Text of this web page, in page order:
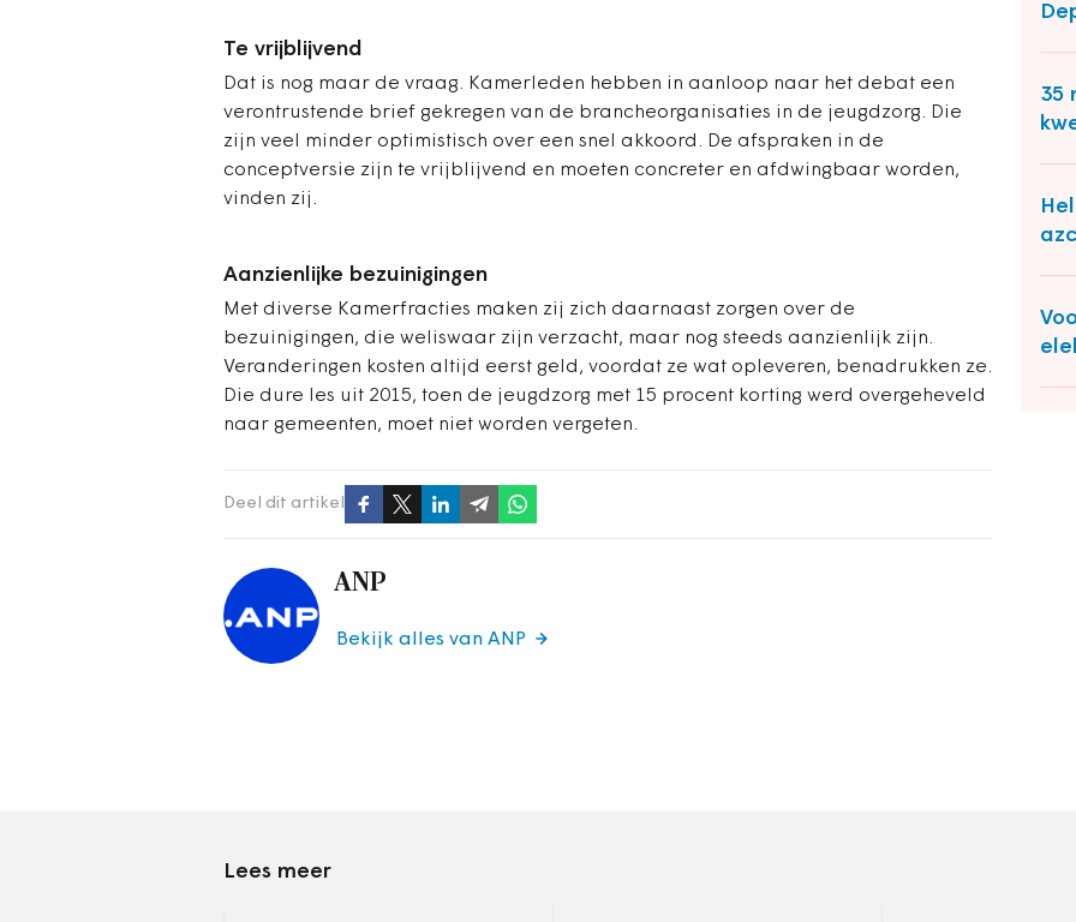
35
Te vrijblijvend
Dat is nog maar de vraag. Kamerleden hebben in aanloop naar het debat een
verontrustende brief gekregen van de brancheorganisaties in de jeugdzorg. Die
zijn veel minder optimistisch over een snel akkoord. De afspraken in de
conceptversie zijn te vrijblijvend en moeten concreter en afdwingbaar worden,
vinden zij.
Aanzienlijke bezuinigingen
Met diverse Kamerfracties maken zij zich daarnaast zorgen over de
bezuinigingen, die weliswaar zijn verzacht, maar nog steeds aanzienlijk zijn.
Veranderingen kosten altijd eerst geld, voordat ze wat opleveren, benadrukken ze.
Die dure les uit 2015, toen de jeugdzorg met 15 procent korting werd overgeheveld
naar gemeenten, moet niet worden vergeten.
Deel dit artikel
ANP
Bekijk alles van ANP
Lees meer